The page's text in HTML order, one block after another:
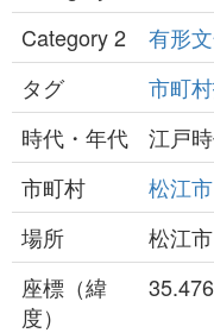
Category 2
有形
タグ
市町
時代・年代
江戸
市町村
松江市
場所
松江
座標（緯
度）